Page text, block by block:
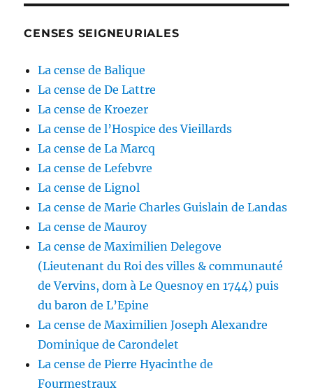
CENSES SEIGNEURIALES
La cense de Balique
La cense de De Lattre
La cense de Kroezer
La cense de l’Hospice des Vieillards
La cense de La Marcq
La cense de Lefebvre
La cense de Lignol
La cense de Marie Charles Guislain de Landas
La cense de Mauroy
La cense de Maximilien Delegove
(Lieutenant du Roi des villes & communauté
de Vervins, dom à Le Quesnoy en 1744) puis
du baron de L’Epine
La cense de Maximilien Joseph Alexandre
Dominique de Carondelet
La cense de Pierre Hyacinthe de
Fourmestraux